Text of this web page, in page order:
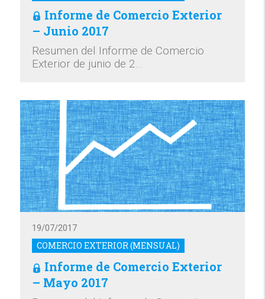
Informe de Comercio Exterior
– Junio 2017
Resumen del Informe de Comercio
Exterior de junio de 2…
COMERCIO EXTERIOR (MENSUAL)
19/07/2017
Informe de Comercio Exterior
– Mayo 2017